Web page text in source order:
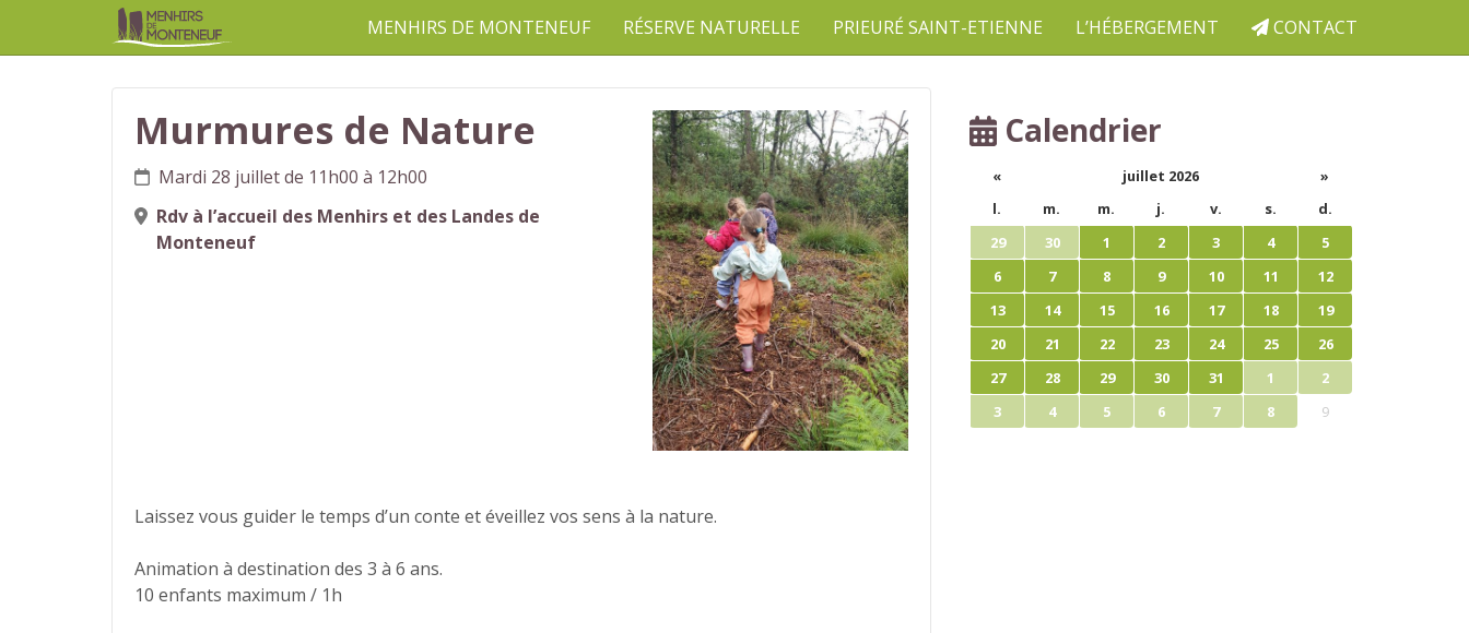
MENHIRS DE MONTENEUF RÉSERVE NATURELLE PRIEURÉ SAINT-ETIENNE L’HÉBERGEMENT CONTACT
Murmures de Nature
Mardi 28 juillet de 11h00 à 12h00
Rdv à l’accueil des Menhirs et des Landes de
Monteneuf
Laissez vous guider le temps d’un conte et éveillez vos sens à la nature.
Animation à destination des 3 à 6 ans.
10 enfants maximum / 1h
Calendrier
« juillet 2026
»
l.
m. m. j. v. s.
d.
29
30 1 2 3 4
5
6
7 8 9 10 11
12
13
14 15 16 17 18
19
20
21 22 23 24 25
26
27
28 29 30 31 1
2
3
4 5 6 7 8 9